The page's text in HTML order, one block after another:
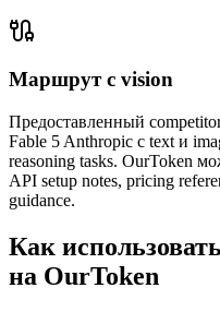
Маршрут с vision
Предоставленный
Fable 5 Anthropic с text и
reasoning tasks. OurToken
API setup notes, pricing
guidance.
Как
на OurToken